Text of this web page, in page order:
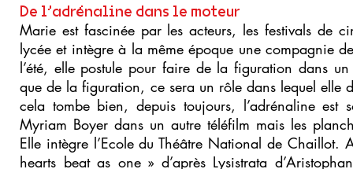
De l’adrénaline dans le moteur
Marie est fascinée par les acteurs, les festivals de
lycée et intègre à la même époque une compagnie
l’été, elle postule pour faire de la figuration dans
que de la figuration, ce sera un rôle dans lequel
cela tombe bien, depuis toujours, l’adrénaline
Myriam Boyer dans un autre téléfilm mais les
Elle intègre l’Ecole du Théâtre National de Chaillot.
hearts beat as one » d’après Lysistrata